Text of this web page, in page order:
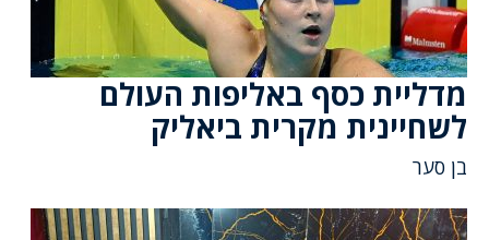
מדליית כסף באליפות העולם
לשחיינית מקרית ביאליק
בן סער